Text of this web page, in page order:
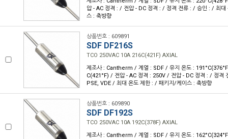
압 - AC 정격 : / 전압 - DC 정격 : / 정격 전류 : / 승인 : / 최
스 : 축방향
상품번호 : 609891
SDF DF216S
TCO 250VAC 10A 216C(421F) AXIAL
제조사 : Cantherm / 계열 : SDF / 유지 온도 :
C(421°F) / 전압 - AC 정격 : 250V / 전압 - DC 정격 : / 정격
PSE, VDE / 최대 온도 제한 : / 패키지/케이스 : 축방향
상품번호 : 609890
SDF DF192S
TCO 250VAC 10A 192C(378F) AXIAL
제조사 : Cantherm / 계열 : SDF / 유지 온도 :